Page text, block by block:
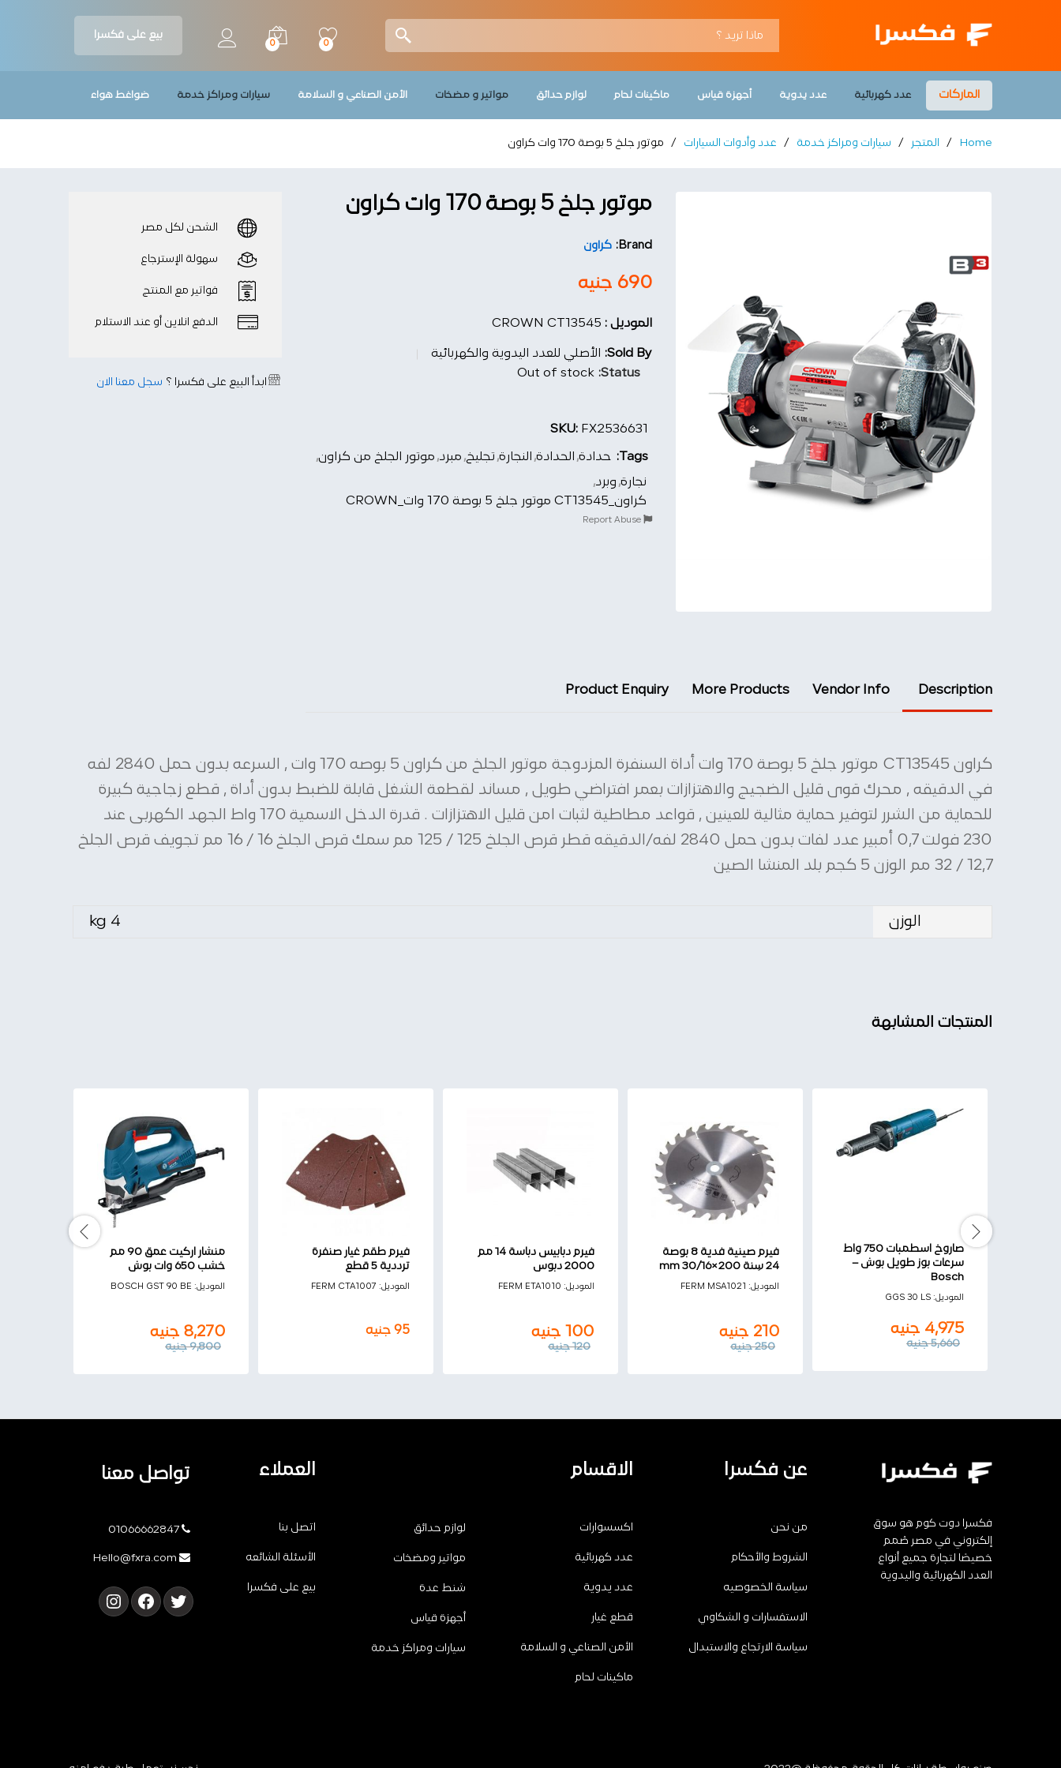
0
0
بيع على فكسرا
الماركات عدد كهربائية عدد يدوية أجهزة قياس ماكينات لحام لوازم حدائق مواتير و مضخات الأمن الصناعي و السلامة سيارات ومراكز خدمة ضواغط هواء
Home
/ المتجر / سيارات ومراكز خدمة / عدد وأدوات السيارات / موتور جلخ 5 بوصة 170 وات كراون
موتور جلخ 5 بوصة 170 وات كراون
Brand: كراون
690 جنيه
الموديل : CROWN CT13545
Sold By:
الأصلي للعدد اليدوية والكهربائية
Status:
Out of stock
SKU: FX2536631
Tags: حدادة, الحدادة, النجارة, تجليخ, مبرد, موتور الجلخ من كراون,
نجارة, وبرد,
كراون_CT13545 موتور جلخ 5 بوصة 170 وات_CROWN
Description
Vendor Info
More Products
Product Enquiry
كراون CT13545 موتور جلخ 5 بوصة 170 وات أداة السنفرة المزدوجة موتور الجلخ من كراون 5 بوصه 170 وات , السرعه بدون حمل 2840 لفه
في الدقيقه , محرك قوى قليل الضجيج والاهتزازات بعمر افتراضي طويل , مساند لقطعة الشغل قابلة للضبط بدون أداة , قطع زجاجية كبيرة
للحماية من الشرر لتوفير حماية مثالية للعينين , قواعد مطاطية لثبات آمن قليل الاهتزازات . قدرة الدخل الاسمية 170 واط الجهد الكهربى عند
230 فولت 0,7 أمبير عدد لفات بدون حمل 2840 لفه/الدقيقه قطر قرص الجلخ 125 / 125 مم سمك قرص الجلخ 16 / 16 مم تجويف قرص الجلخ
12,7 / 32 مم الوزن 5 كجم بلد المنشا الصين
الوزن 4 kg
الشحن لكل مصر
سهولة الإسترجاع
فواتير مع المنتج
الدفع انلاين أو عند الاستلام
ابدأ البيع على فكسرا ؟ سجل معنا الآن
المنتجات المشابهة
صاروخ اسطمبات 750 واط
سرعات بوز طويل بوش –
Bosch
الموديل: GGS 30 LS
4,975 جنيه
5,660 جنيه
فيرم صينية فدية 8 بوصة
24 سِنة 200×30/16 mm
الموديل: FERM MSA1021
210 جنيه
250 جنيه
فيرم دبابيس دباسة 14 مم
2000 دبوس
الموديل: FERM ETA1010
100 جنيه
120 جنيه
فيرم طقم غيار صنفرة
ترددية 5 قطع
الموديل: FERM CTA1007
95 جنيه
منشار اركيت عمق 90 مم
خشب 650 وات بوش
الموديل: BOSCH GST 90 BE
8,270 جنيه
9,800 جنيه
فكسرا دوت كوم هو سوق
إلكتروني في مصر صُمم
خصيصًا لتجارة جميع أنواع
العدد الكهربائية واليدوية
عن فكسرا
من نحن
الشروط والأحكام
سياسة الخصوصيه
الاستفسارات و الشكاوي
سياسة الارتجاع والاستبدال
الاقسام
اكسسوارات
عدد كهربائية
عدد يدوية
قطع غيار
الأمن الصناعي و السلامة
ماكينات لحام
لوازم حدائق
مواتير ومضخات
شنط عدة
أجهزة قياس
سيارات ومراكز خدمة
العملاء
اتصل بنا
الأسئلة الشائعه
بيع على فكسرا
تواصل معنا
01066662847
Hello@fxra.com
تويترفيسبوكإنستجرام
Description